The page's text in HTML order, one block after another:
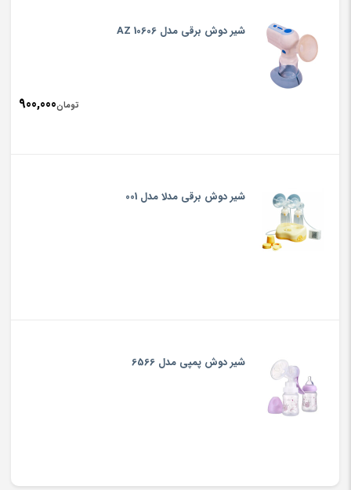
شیر دوش برقی مدل AZ 10606
تومان900,000
شیر دوش برقی مدلا مدل 001
شیر دوش پمپی مدل 6566